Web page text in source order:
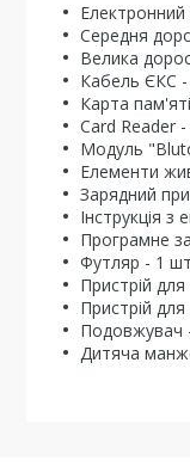
Середня
Велика
Кабель ЄКС
Карта
Card Reader
Модуль
Елементи
Зарядний
Інструкція з
Програмне
Футляр - 1
Пристрій
Пристрій
Подовжувач
Дитяча